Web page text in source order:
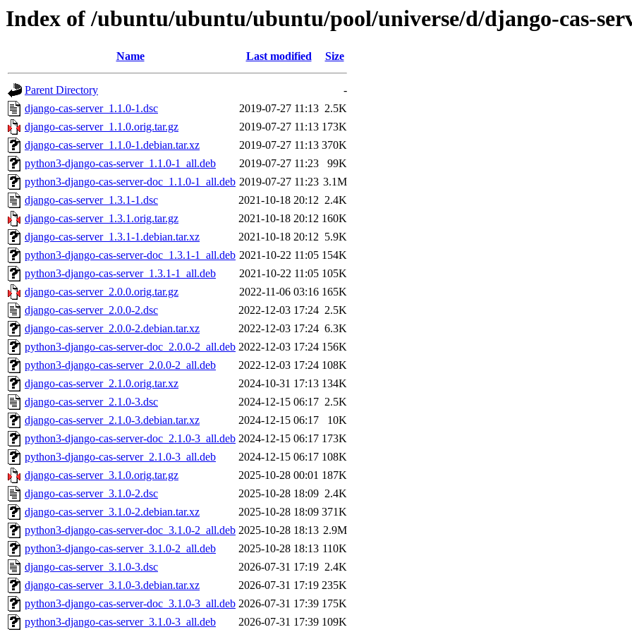
Index of /ubuntu/ubuntu/ubuntu/pool/universe/d/django-cas-
Name Last modified Size
Parent Directory
-
django-cas-server_1.1.0-1.dsc
2019-07-27 11:13 2.5K
django-cas-server_1.1.0.orig.tar.gz
2019-07-27 11:13 173K
django-cas-server_1.1.0-1.debian.tar.xz
2019-07-27 11:13 370K
python3-django-cas-server_1.1.0-1_all.deb
2019-07-27 11:23
99K
python3-django-cas-server-doc_1.1.0-1_all.deb 2019-07-27 11:23 3.1M
django-cas-server_1.3.1-1.dsc
2021-10-18 20:12 2.4K
django-cas-server_1.3.1.orig.tar.gz
2021-10-18 20:12 160K
django-cas-server_1.3.1-1.debian.tar.xz
2021-10-18 20:12 5.9K
python3-django-cas-server-doc_1.3.1-1_all.deb 2021-10-22 11:05 154K
python3-django-cas-server_1.3.1-1_all.deb
2021-10-22 11:05 105K
django-cas-server_2.0.0.orig.tar.gz
2022-11-06 03:16 165K
django-cas-server_2.0.0-2.dsc
2022-12-03 17:24 2.5K
django-cas-server_2.0.0-2.debian.tar.xz
2022-12-03 17:24 6.3K
python3-django-cas-server-doc_2.0.0-2_all.deb 2022-12-03 17:24 156K
python3-django-cas-server_2.0.0-2_all.deb
2022-12-03 17:24 108K
django-cas-server_2.1.0.orig.tar.xz
2024-10-31 17:13 134K
django-cas-server_2.1.0-3.dsc
2024-12-15 06:17 2.5K
django-cas-server_2.1.0-3.debian.tar.xz
2024-12-15 06:17
10K
python3-django-cas-server-doc_2.1.0-3_all.deb 2024-12-15 06:17 173K
python3-django-cas-server_2.1.0-3_all.deb
2024-12-15 06:17 108K
django-cas-server_3.1.0.orig.tar.gz
2025-10-28 00:01 187K
django-cas-server_3.1.0-2.dsc
2025-10-28 18:09 2.4K
django-cas-server_3.1.0-2.debian.tar.xz
2025-10-28 18:09 371K
python3-django-cas-server-doc_3.1.0-2_all.deb 2025-10-28 18:13 2.9M
python3-django-cas-server_3.1.0-2_all.deb
2025-10-28 18:13 110K
django-cas-server_3.1.0-3.dsc
2026-07-31 17:19 2.4K
django-cas-server_3.1.0-3.debian.tar.xz
2026-07-31 17:19 235K
python3-django-cas-server-doc_3.1.0-3_all.deb 2026-07-31 17:39 175K
python3-django-cas-server_3.1.0-3_all.deb
2026-07-31 17:39 109K